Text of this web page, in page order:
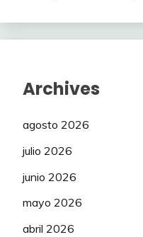
Archives
agosto 2026
julio 2026
junio 2026
mayo 2026
abril 2026